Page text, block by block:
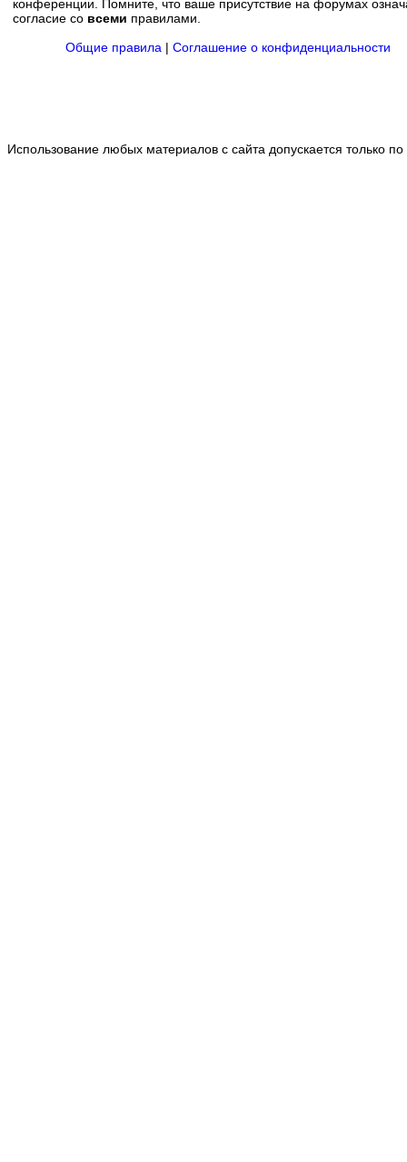
конференции. Помните, что ваше присутствие на форумах
согласие со всеми правилами.
Общие правила | Соглашение о конфиденциальности
Использование любых материалов с сайта допускается только